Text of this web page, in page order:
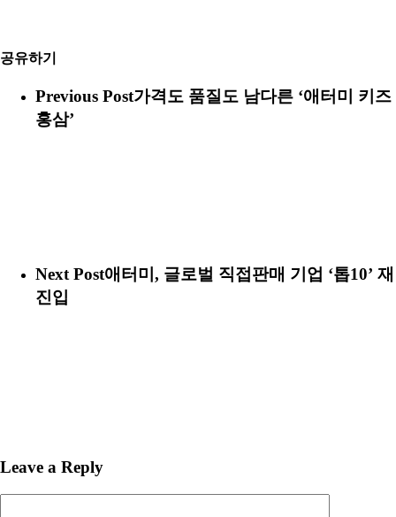
공유하기
Previous Post가격도 품질도 남다른 ‘애터미 키즈
홍삼’
Next Post애터미, 글로벌 직접판매 기업 ‘톱10’ 재
진입
Leave a Reply